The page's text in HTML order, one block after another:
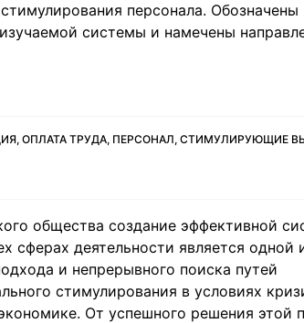
персонала.
системы и намечены
ОПЛАТА ТРУДА, ПЕРСОНАЛ, СТИМУЛИРУЮЩИЕ
общества создание эффективной
сферах деятельности является одной
и непрерывного поиска путей
стимулирования в условиях
От успешного решения этой